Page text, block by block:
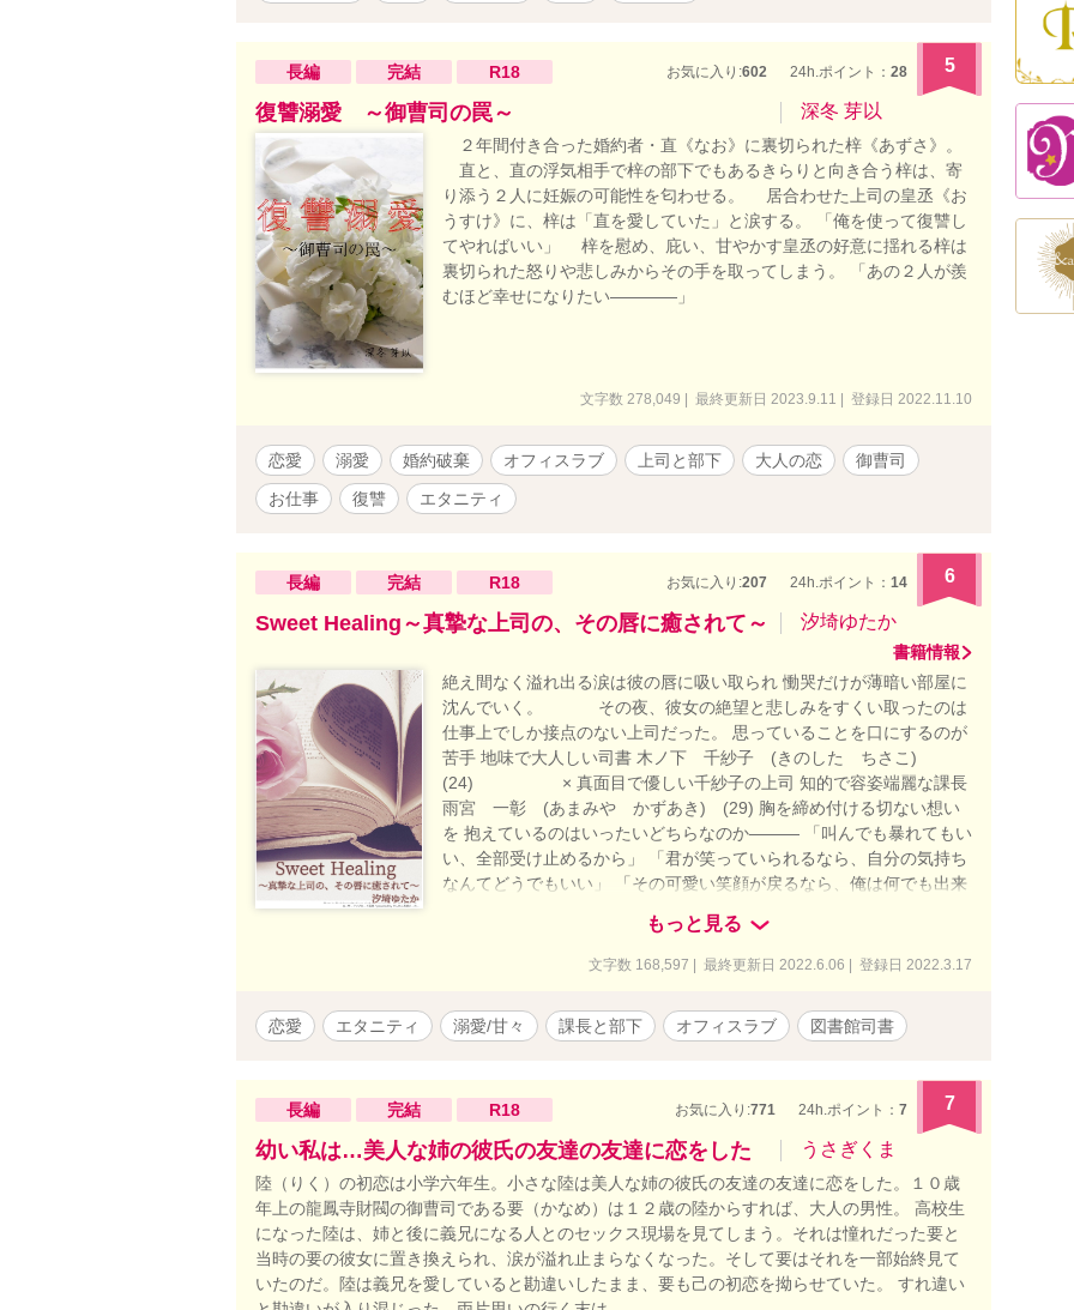
長編 完結 R18 お気に入り:602 24h.ポイント： 28 5
復讐溺愛 ～御曹司の罠～ 深冬 芽以
２年間付き合った婚約者・直《なお》に裏切られた梓《あずさ》。
直と、直の浮気相手で梓の部下でもあるきらりと向き合う梓は、寄
り添う２人に妊娠の可能性を匂わせる。 居合わせた上司の皇丞《お
うすけ》に、梓は「直を愛していた」と涙する。 「俺を使って復讐し
てやればいい」 梓を慰め、庇い、甘やかす皇丞の好意に揺れる梓は
裏切られた怒りや悲しみからその手を取ってしまう。 「あの２人が羨
むほど幸せになりたい――――」
文字数 278,049 | 最終更新日 2023.9.11 | 登録日 2022.11.10
恋愛 溺愛 婚約破棄 オフィスラブ 上司と部下 大人の恋
御曹司
お仕事
復讐 エタニティ
長編 完結 R18 お気に入り:207 24h.ポイント： 14 6
Sweet Healing～真摯な上司の、その唇に癒されて～ 汐埼ゆたか
書籍情報
絶え間なく溢れ出る涙は彼の唇に吸い取られ 慟哭だけが薄暗い部屋に
沈んでいく。 その夜、彼女の絶望と悲しみをすくい取ったのは
仕事上でしか接点のない上司だった。 思っていることを口にするのが
苦手 地味で大人しい司書 木ノ下 千紗子 (きのした ちさこ)
(24) × 真面目で優しい千紗子の上司 知的で容姿端麗な課長
雨宮 一彰 (あまみや かずあき) (29) 胸を締め付ける切ない想い
を 抱えているのはいったいどちらなのか——— 「叫んでも暴れてもい
い、全部受け止めるから」 「君が笑っていられるなら、自分の気持ち
なんてどうでもいい」 「その可愛い笑顔が戻るなら、俺は何でも出来
＊＊＊＊＊＊＊ ►Attention ※他サイトからの転載（2018/11に書き上
げたものです) ※表紙は「かんたん表紙メーカー２」様で作りまし
は架空であり、実在のものとは関係ありません。
もっと見る
文字数 168,597 | 最終更新日 2022.6.06 | 登録日 2022.3.17
恋愛 エタニティ 溺愛/甘々 課長と部下 オフィスラブ 図書館司書
長編 完結 R18 お気に入り:771 24h.ポイント： 7 7
幼い私は…美人な姉の彼氏の友達の友達に恋をした うさぎくま
陸（りく）の初恋は小学六年生。小さな陸は美人な姉の彼氏の友達の友達に恋をした。１０歳
年上の龍鳳寺財閥の御曹司である要（かなめ）は１２歳の陸からすれば、大人の男性。 高校生
になった陸は、姉と後に義兄になる人とのセックス現場を見てしまう。それは憧れだった要と
当時の要の彼女に置き換えられ、涙が溢れ止まらなくなった。そして要はそれを一部始終見て
いたのだ。陸は義兄を愛していると勘違いしたまま、要も己の初恋を拗らせていた。 すれ違い